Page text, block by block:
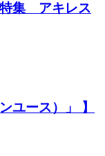
特集 アキレス
ユース）」 】